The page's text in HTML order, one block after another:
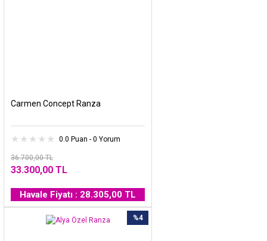
Carmen Concept Ranza
0.0 Puan - 0 Yorum
36.700,00 TL
33.300,00 TL
Havale Fiyatı : 28.305,00 TL
%4